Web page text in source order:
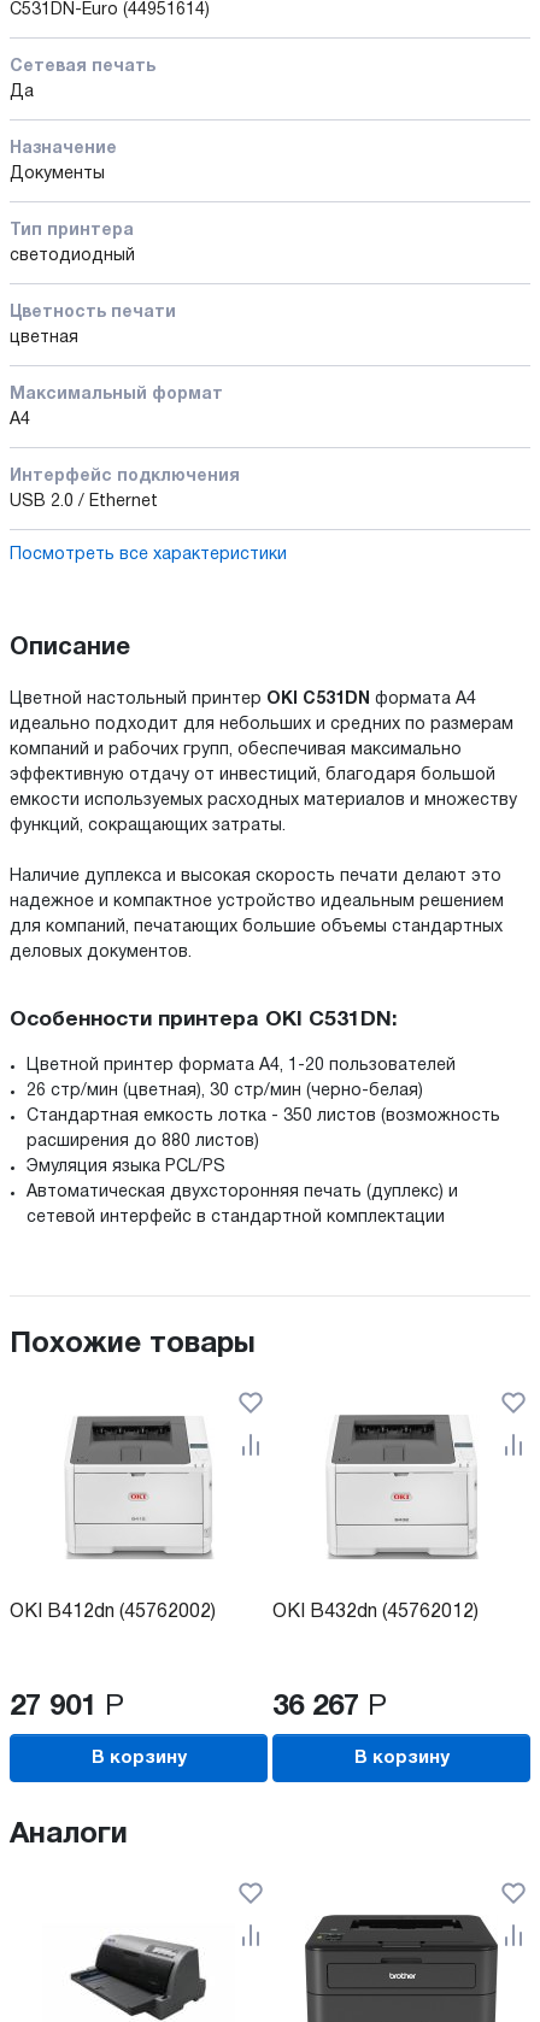
C531DN-Euro (44951614)
Сетевая печать
Да
Назначение
Документы
Тип принтера
светодиодный
Цветность печати
цветная
Максимальный формат
А4
Интерфейс подключения
USB 2.0 / Ethernet
Посмотреть все характеристики
Описание
Цветной настольный принтер OKI C531DN формата A4
идеально подходит для небольших и средних по размерам
компаний и рабочих групп, обеспечивая максимально
эффективную отдачу от инвестиций, благодаря большой
емкости используемых расходных материалов и множеству
функций, сокращающих затраты.
Наличие дуплекса и высокая скорость печати делают это
надежное и компактное устройство идеальным решением
для компаний, печатающих большие объемы стандартных
деловых документов.
Особенности принтера OKI C531DN:
Цветной принтер формата A4, 1-20 пользователей
26 стр/мин (цветная), 30 стр/мин (черно-белая)
Стандартная емкость лотка - 350 листов (возможность
расширения до 880 листов)
Эмуляция языка PCL/PS
Автоматическая двухсторонняя печать (дуплекс) и
сетевой интерфейс в стандартной комплектации
Похожие товары
OKI B412dn (45762002)
27 901 Р
В корзину
OKI B432dn (45762012)
36 267 Р
В корзину
Аналоги